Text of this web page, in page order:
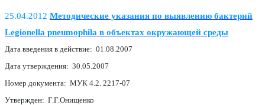
25.04.2012 Методические указания по выявлению бактерий
Legionella pneumophila в объектах окружающей среды
Дата введения в действие: 01.08.2007
Дата утверждения: 30.05.2007
Номер документа: МУК 4.2. 2217-07
Утвержден: Г.Г.Онищенко